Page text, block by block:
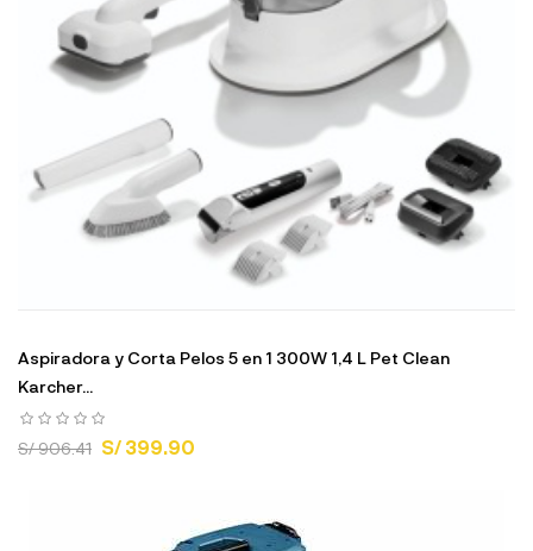
Aspiradora y Corta Pelos 5 en 1 300W 1,4 L Pet Clean
Karcher...
S/ 906.41 S/ 399.90